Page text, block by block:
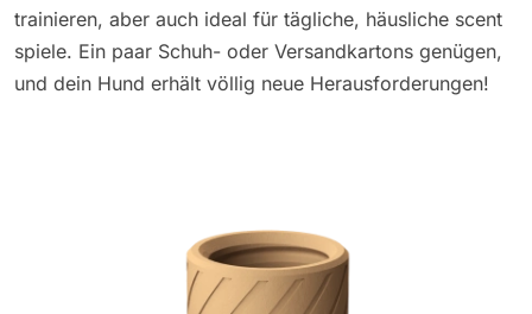
trainieren, aber auch ideal für tägliche, häusliche scent
spiele. Ein paar Schuh- oder Versandkartons genügen,
und dein Hund erhält völlig neue Herausforderungen!